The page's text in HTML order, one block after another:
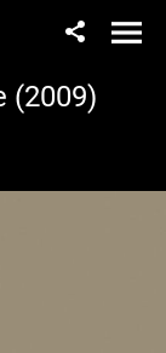
(2009)